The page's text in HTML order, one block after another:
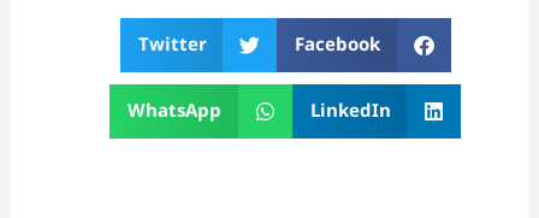
Facebook
Twitter
LinkedIn
WhatsApp